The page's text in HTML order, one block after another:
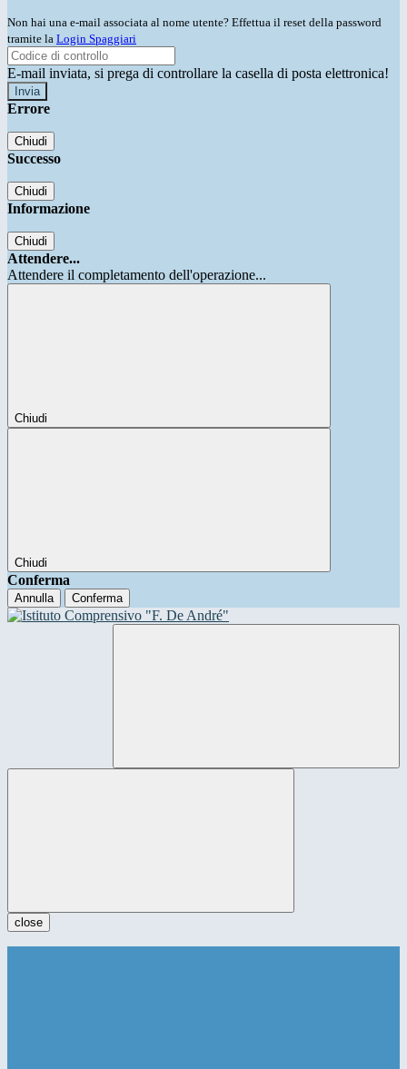
Non hai una e-mail associata al nome utente? Effettua il reset della password
tramite la Login Spaggiari
E-mail inviata, si prega di controllare la casella di posta elettronica!
Errore
Chiudi
Successo
Chiudi
Informazione
Chiudi
Attendere...
Attendere il completamento dell'operazione...
Chiudi
Chiudi
Conferma
Annulla Conferma
close